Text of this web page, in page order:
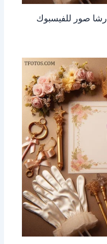
صور للفيسبوك